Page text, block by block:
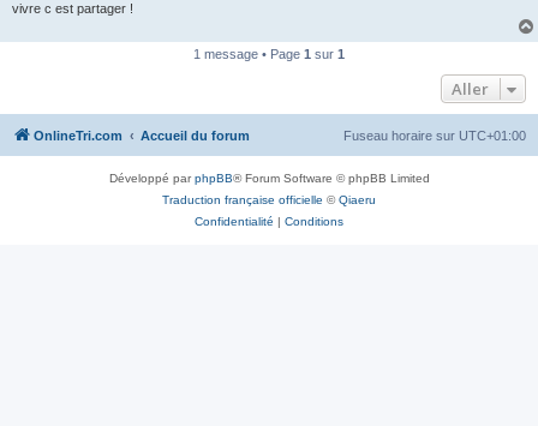
vivre c est partager !
1 message • Page 1 sur 1
Aller
OnlineTri.com Accueil du forum Fuseau horaire sur UTC+01:00
Développé parphpBB® Forum Software © phpBB Limited
Traduction française officielle ©Qiaeru
Confidentialité
Conditions